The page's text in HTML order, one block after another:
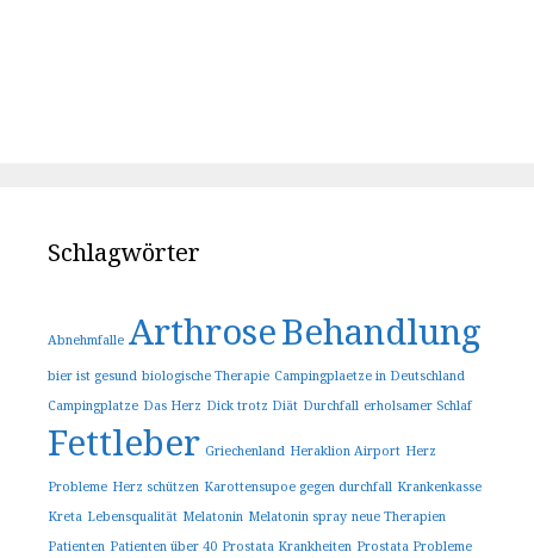
Schlagwörter
Abnehmfalle ArthroseBehandlung
bier ist gesund biologische Therapie Campingplaetze in Deutschland
Campingplatze Das Herz Dick trotz Diät Durchfall erholsamer Schlaf
Fettleber Griechenland Heraklion Airport Herz
Probleme Herz schützen Karottensupoe gegen durchfall Krankenkasse
Kreta Lebensqualität Melatonin Melatonin spray neue Therapien
Patienten Patienten über 40 Prostata Krankheiten Prostata Probleme